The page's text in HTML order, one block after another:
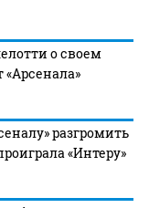
о своем
разгромить
«Интеру»